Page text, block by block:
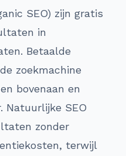
SEO) zijn gratis
in
Betaalde
zoekmachine
bovenaan en
Natuurlijke SEO
zonder
terwijl